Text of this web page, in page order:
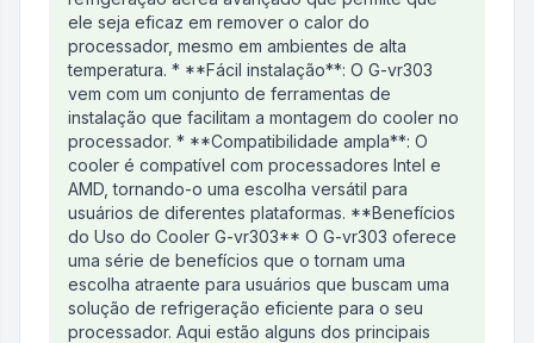
ele seja eficaz em remover o calor do
processador, mesmo em ambientes de alta
temperatura. * **Fácil instalação**: O G-vr303
vem com um conjunto de ferramentas de
instalação que facilitam a montagem do cooler no
processador. * **Compatibilidade ampla**: O
cooler é compatível com processadores Intel e
AMD, tornando-o uma escolha versátil para
usuários de diferentes plataformas. **Benefícios
do Uso do Cooler G-vr303** O G-vr303 oferece
uma série de benefícios que o tornam uma
escolha atraente para usuários que buscam uma
solução de refrigeração eficiente para o seu
processador. Aqui estão alguns dos principais